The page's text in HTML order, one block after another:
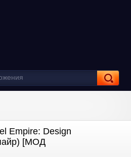
Empire: Design
[МОД